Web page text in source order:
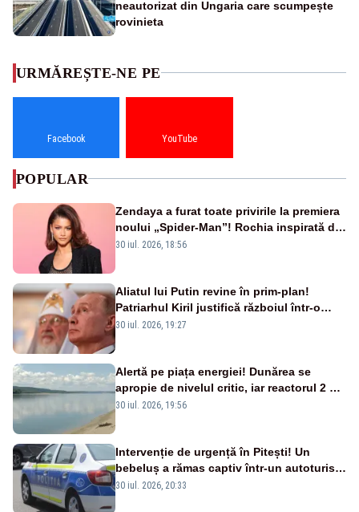
neautorizat din Ungaria care scumpește
rovinieta
URMĂREȘTE-NE PE
Facebook YouTube
POPULAR
Zendaya a furat toate privirile la premiera
noului „Spider-Man”! Rochia inspirată de
pânza de păianjen a făcut senzație
30 iul. 2026, 18:56
Aliatul lui Putin revine în prim-plan!
Patriarhul Kiril justifică războiul într-o
nouă carte
30 iul. 2026, 19:27
Alertă pe piața energiei! Dunărea se
apropie de nivelul critic, iar reactorul 2 de
la Cernavodă ar putea fi oprit
30 iul. 2026, 19:56
Intervenție de urgență în Pitești! Un
bebeluș a rămas captiv într-un autoturism
din cauza unei defecțiuni
30 iul. 2026, 20:33